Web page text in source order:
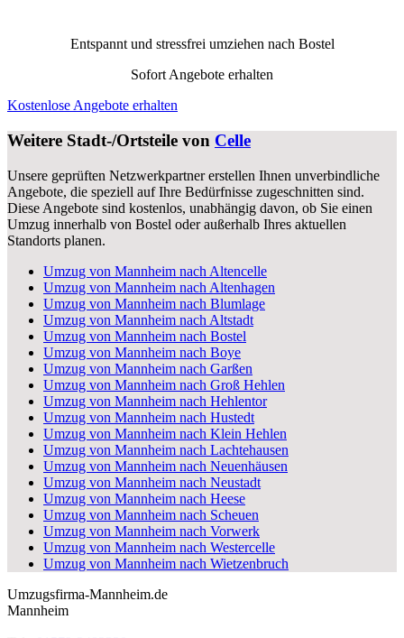
Entspannt und stressfrei umziehen nach Bostel
Sofort Angebote erhalten
Kostenlose Angebote erhalten
Weitere Stadt-/Ortsteile von Celle
Unsere geprüften Netzwerkpartner erstellen Ihnen unverbindliche
Angebote, die speziell auf Ihre Bedürfnisse zugeschnitten sind.
Diese Angebote sind kostenlos, unabhängig davon, ob Sie einen
Umzug innerhalb von Bostel oder außerhalb Ihres aktuellen
Standorts planen.
Umzug von Mannheim nach Altencelle
Umzug von Mannheim nach Altenhagen
Umzug von Mannheim nach Blumlage
Umzug von Mannheim nach Altstadt
Umzug von Mannheim nach Bostel
Umzug von Mannheim nach Boye
Umzug von Mannheim nach Garßen
Umzug von Mannheim nach Groß Hehlen
Umzug von Mannheim nach Hehlentor
Umzug von Mannheim nach Hustedt
Umzug von Mannheim nach Klein Hehlen
Umzug von Mannheim nach Lachtehausen
Umzug von Mannheim nach Neuenhäusen
Umzug von Mannheim nach Neustadt
Umzug von Mannheim nach Heese
Umzug von Mannheim nach Scheuen
Umzug von Mannheim nach Vorwerk
Umzug von Mannheim nach Westercelle
Umzug von Mannheim nach Wietzenbruch
Umzugsfirma-Mannheim.de
Mannheim